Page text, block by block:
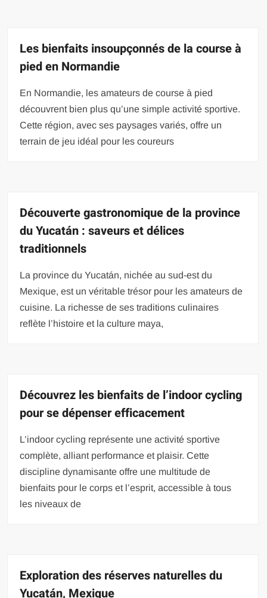
Les bienfaits insoupçonnés de la course à
pied en Normandie
En Normandie, les amateurs de course à pied
découvrent bien plus qu’une simple activité sportive.
Cette région, avec ses paysages variés, offre un
terrain de jeu idéal pour les coureurs
Découverte gastronomique de la province
du Yucatán : saveurs et délices
traditionnels
La province du Yucatán, nichée au sud-est du
Mexique, est un véritable trésor pour les amateurs de
cuisine. La richesse de ses traditions culinaires
reflète l’histoire et la culture maya,
Découvrez les bienfaits de l’indoor cycling
pour se dépenser efficacement
L’indoor cycling représente une activité sportive
complète, alliant performance et plaisir. Cette
discipline dynamisante offre une multitude de
bienfaits pour le corps et l’esprit, accessible à tous
les niveaux de
Exploration des réserves naturelles du
Yucatán, Mexique